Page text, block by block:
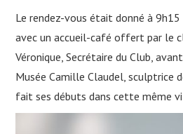
Le rendez-vous était donné à 9h15
avec un accueil-café offert par le
Véronique, Secrétaire du Club,
Musée Camille Claudel, sculptrice
fait ses débuts dans cette même